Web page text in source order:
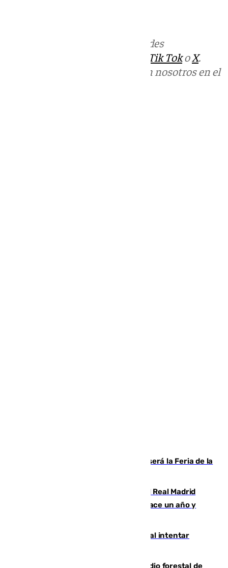
en las redes
Tik TokoX.
Puedes ponerte en contacto con nosotros en el
Talleres, escape room y música: así será la Feria de la
El fichaje más caro de la historia del Real Madrid
costaba 105 millones de euros menos hace un año y
Ceuta suma 82 fallecidos en el mar al intentar
Huelva eleva a emergencia el incendio forestal de